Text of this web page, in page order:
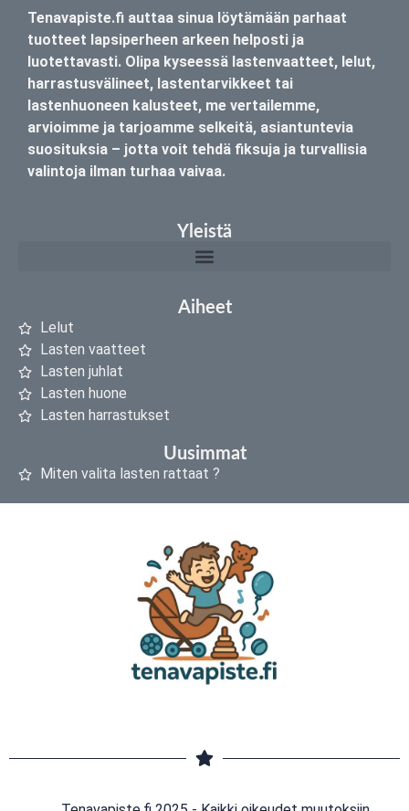
Tenavapiste.fi auttaa sinua löytämään parhaat
tuotteet lapsiperheen arkeen helposti ja
luotettavasti. Olipa kyseessä lastenvaatteet, lelut,
harrastusvälineet, lastentarvikkeet tai
lastenhuoneen kalusteet, me vertailemme,
arvioimme ja tarjoamme selkeitä, asiantuntevia
suosituksia – jotta voit tehdä fiksuja ja turvallisia
valintoja ilman turhaa vaivaa.
Yleistä
Aiheet
Lelut
Lasten vaatteet
Lasten juhlat
Lasten huone
Lasten harrastukset
Uusimmat
Miten valita lasten rattaat ?